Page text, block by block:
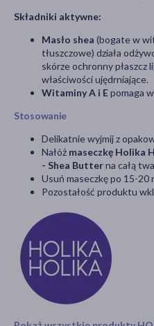
Składniki aktywne:
Masło shea (bogate w
tłuszczowe) działa
skórze ochronny płaszcz
właściwości ujędrniające.
Witaminy A i Epomaga
Stosowanie
Delikatnie wyjmij z
Nałóż maseczkę Holika
- Shea Butterna całą
Usuń maseczkę po 15-20
Pozostałość produktu